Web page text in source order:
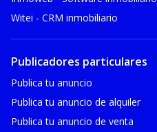
Witei - CRM inmobiliario
Publicadores particulares
Publica tu anuncio
Publica tu anuncio de alquiler
Publica tu anuncio de venta